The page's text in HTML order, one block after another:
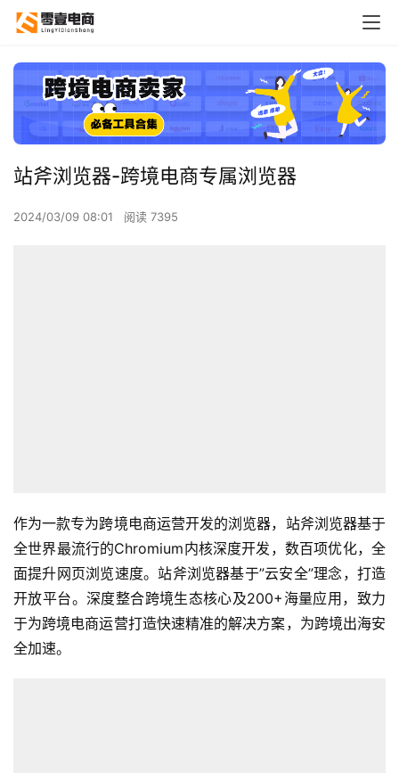
站斧浏览器-跨境电商专属浏览器
2024/03/09 08:01 阅读 7395
作为一款专为跨境电商运营开发的浏览器，站斧浏览器基于
全世界最流行的Chromium内核深度开发，数百项优化，全
面提升网页浏览速度。站斧浏览器基于”云安全”理念，打造
开放平台。深度整合跨境生态核心及200+海量应用，致力
于为跨境电商运营打造快速精准的解决方案，为跨境出海安
全加速。